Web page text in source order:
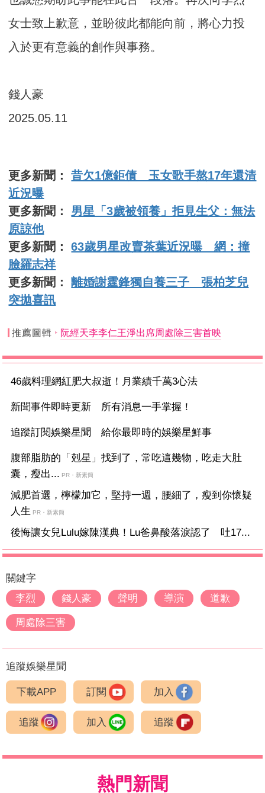
女士致上歉意，並盼彼此都能向前，將心力投
入於更有意義的創作與事務。
錢人豪
2025.05.11
更多新聞：昔欠1億鉅債 玉女歌手熬17年還清
近況曝
更多新聞： 男星「3歲被領養」拒見生父：無法
原諒他
更多新聞：63歲男星改賣茶葉近況曝 網：撞
臉羅志祥
更多新聞：離婚謝霆鋒獨自養三子 張柏芝兒
突拋喜訊
推薦圖輯 阮經天李李仁王淨出席周處除三害首映
46歲料理網紅肥大叔逝！月業績千萬3心法
新聞事件即時更新 所有消息一手掌握！
追蹤訂閱娛樂星聞 給你最即時的娛樂星鮮事
腹部脂肪的「剋星」找到了，常吃這幾物，吃走大肚
囊，瘦出... PR・新素簡
減肥首選，檸檬加它，堅持一週，腰細了，瘦到你懷疑
人生 PR・新素簡
後悔讓女兒Lulu嫁陳漢典！Lu爸鼻酸落淚認了 吐17...
關鍵字
李烈
錢人豪 聲明 導演 道歉
周處除三害
追蹤娛樂星聞
下載APP 訂閱 加入
追蹤 加入 追蹤
熱門新聞